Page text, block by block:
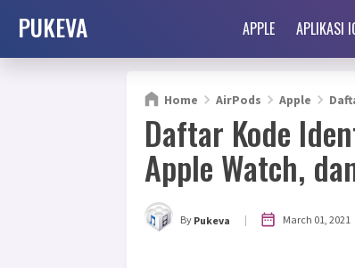
PUKEVA APPLE APLIKASI
Home AirPods Apple
Daftar Kode
Apple Watch,
By Pukeva | March 01, 2021